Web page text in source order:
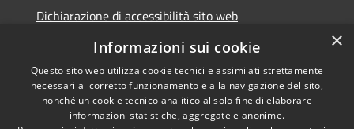
Dichiarazione di accessibilità sito web
WhistleblowingPA
Copyright © 2026 • Comune di
×
Informazioni sui cookie
Questo sito web utilizza cookie tecnici e assimilati strettamente
necessari al corretto funzionamento e alla navigazione del sito,
nonché un cookie tecnico analitico al solo fine di elaborare
informazioni statistiche, aggregate e anonime.